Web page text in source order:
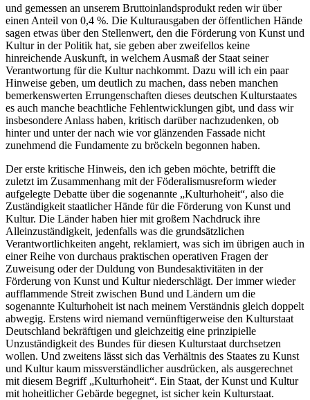
und gemessen an unserem Bruttoinlandsprodukt reden wir über
einen Anteil von 0,4 %. Die Kulturausgaben der öffentlichen Hände
sagen etwas über den Stellenwert, den die Förderung von Kunst und
Kultur in der Politik hat, sie geben aber zweifellos keine
hinreichende Auskunft, in welchem Ausmaß der Staat seiner
Verantwortung für die Kultur nachkommt. Dazu will ich ein paar
Hinweise geben, um deutlich zu machen, dass neben manchen
bemerkenswerten Errungenschaften dieses deutschen Kulturstaates
es auch manche beachtliche Fehlentwicklungen gibt, und dass wir
insbesondere Anlass haben, kritisch darüber nachzudenken, ob
hinter und unter der nach wie vor glänzenden Fassade nicht
zunehmend die Fundamente zu bröckeln begonnen haben.
Der erste kritische Hinweis, den ich geben möchte, betrifft die
zuletzt im Zusammenhang mit der Föderalismusreform wieder
aufgelegte Debatte über die sogenannte „Kulturhoheit“, also die
Zuständigkeit staatlicher Hände für die Förderung von Kunst und
Kultur. Die Länder haben hier mit großem Nachdruck ihre
Alleinzuständigkeit, jedenfalls was die grundsätzlichen
Verantwortlichkeiten angeht, reklamiert, was sich im übrigen auch in
einer Reihe von durchaus praktischen operativen Fragen der
Zuweisung oder der Duldung von Bundesaktivitäten in der
Förderung von Kunst und Kultur niederschlägt. Der immer wieder
aufflammende Streit zwischen Bund und Ländern um die
sogenannte Kulturhoheit ist nach meinem Verständnis gleich doppelt
abwegig. Erstens wird niemand vernünftigerweise den Kulturstaat
Deutschland bekräftigen und gleichzeitig eine prinzipielle
Unzuständigkeit des Bundes für diesen Kulturstaat durchsetzen
wollen. Und zweitens lässt sich das Verhältnis des Staates zu Kunst
und Kultur kaum missverständlicher ausdrücken, als ausgerechnet
mit diesem Begriff „Kulturhoheit“. Ein Staat, der Kunst und Kultur
mit hoheitlicher Gebärde begegnet, ist sicher kein Kulturstaat.